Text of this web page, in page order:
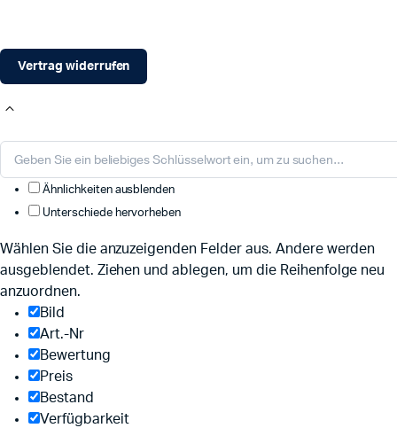
Vertrag widerrufen
Ähnlichkeiten ausblenden
Unterschiede hervorheben
Wählen Sie die anzuzeigenden Felder aus. Andere werden
ausgeblendet. Ziehen und ablegen, um die Reihenfolge neu
anzuordnen.
Bild
Art.-Nr
Bewertung
Preis
Bestand
Verfügbarkeit